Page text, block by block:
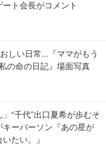
ト会長がコメント
しい日常...『ママがもう
の命の日記』場面写真
」“千代”出口夏希が歩むそ
ーパーソン『あの星が
たい。』